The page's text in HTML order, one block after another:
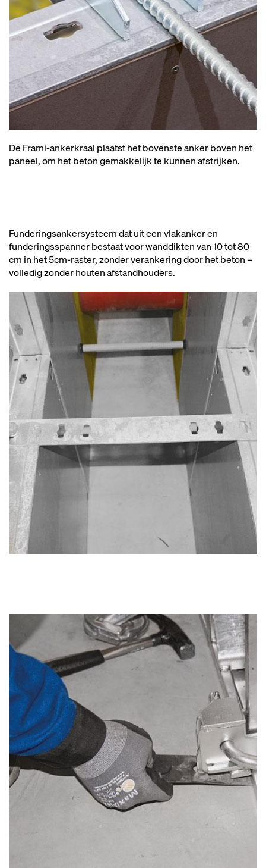
De Frami-ankerkraal plaatst het bovenste anker boven het
paneel, om het beton gemakkelijk te kunnen afstrijken.
Funderingsankersysteem dat uit een vlakanker en
funderingsspanner bestaat voor wanddikten van 10 tot 80
cm in het 5cm-raster, zonder verankering door het beton –
volledig zonder houten afstandhouders.